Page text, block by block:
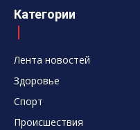
Категории
Лента новостей
Здоровье
Спорт
Происшествия